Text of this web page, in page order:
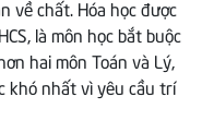
về chất. Hóa học được
là môn học bắt buộc
hai môn Toán và Lý,
khó nhất vì yêu cầu trí